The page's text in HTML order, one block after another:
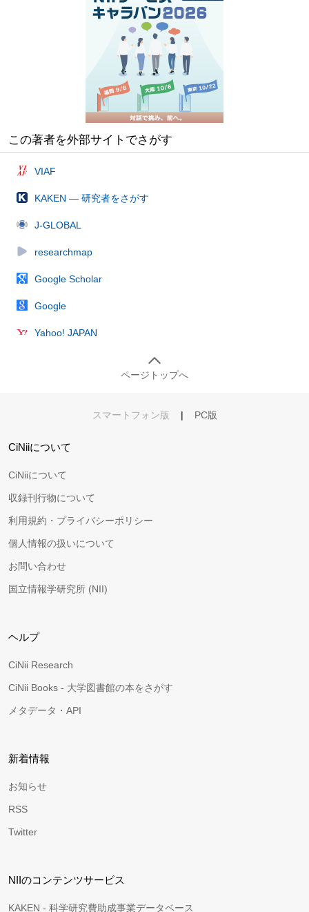
この著者を外部サイトでさがす
VIAF
KAKEN — 研究者をさがす
J-GLOBAL
researchmap
Google Scholar
Google
Yahoo! JAPAN
ページトップへ
スマートフォン版 | PC版
CiNiiについて
CiNiiについて
収録刊行物について
利用規約・プライバシーポリシー
個人情報の扱いについて
お問い合わせ
国立情報学研究所 (NII)
ヘルプ
CiNii Research
CiNii Books - 大学図書館の本をさがす
メタデータ・API
新着情報
お知らせ
RSS
Twitter
NIIのコンテンツサービス
KAKEN - 科学研究費助成事業データベース